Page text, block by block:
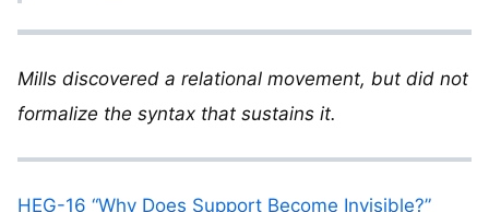
Mills discovered a relational movement, but did not
formalize the syntax that sustains it.
HEG-16 “Why Does Support Become Invisible?”